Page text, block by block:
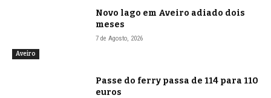
Aveiro
Novo lago em Aveiro adiado dois
meses
7 de Agosto, 2026
Passe do ferry passa de 114 para 110
euros